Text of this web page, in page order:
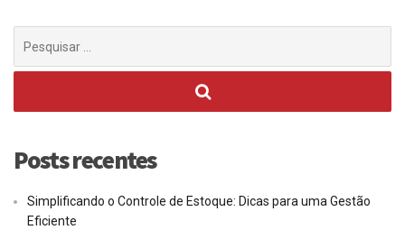
por:
Posts recentes
Simplificando o Controle de Estoque: Dicas para uma Gestão
Eficiente